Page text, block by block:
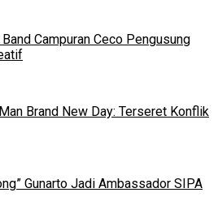
Campuran Ceco Pengusung
Brand New Day: Terseret Konflik
Gunarto Jadi Ambassador SIPA